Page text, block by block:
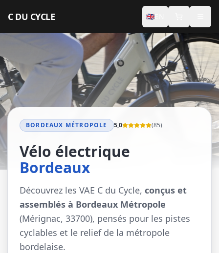
C DU CYCLE 🇬🇧
Premium Electric Bikes
Accessories
Concierge
Seminars
Hotel Services
Company Bikes
BORDEAUX MÉTROPOLE 5,0 (85)
Vélo électrique
Bordeaux
Découvrez les VAE C du Cycle, conçus et
assemblés à Bordeaux Métropole
(Mérignac, 33700), pensés pour les pistes
cyclables et le relief de la métropole
bordelaise.